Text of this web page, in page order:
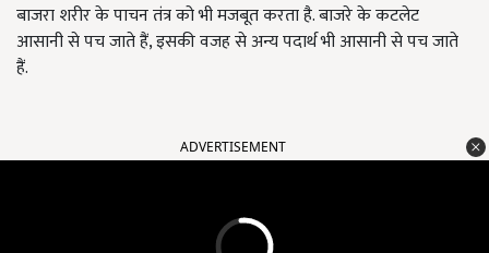
बाजरा शरीर के पाचन तंत्र को भी मजबूत करता है. बाजरे के कटलेट
आसानी से पच जाते हैं, इसकी वजह से अन्य पदार्थ भी आसानी से पच जाते
हैं.
ADVERTISEMENT